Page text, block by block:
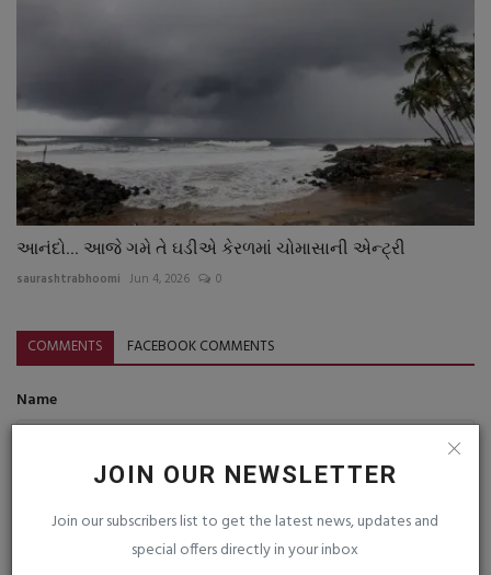
JOIN OUR NEWSLETTER
Join our subscribers list to get the latest news, updates and
special offers directly in your inbox
આનંદો... આજે ગમે તે ઘડીએ કેરળમાં ચોમાસાની એન્ટ્રી
saurashtrabhoomi Jun 4, 2026 0
COMMENTS FACEBOOK COMMENTS
Name